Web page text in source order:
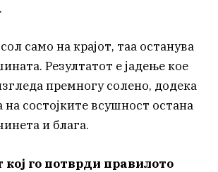
само на крајот, таа останува
Резултатот е јадење кое
премногу солено, додека
состојките всушност остана
и блага.
го потврди правилото